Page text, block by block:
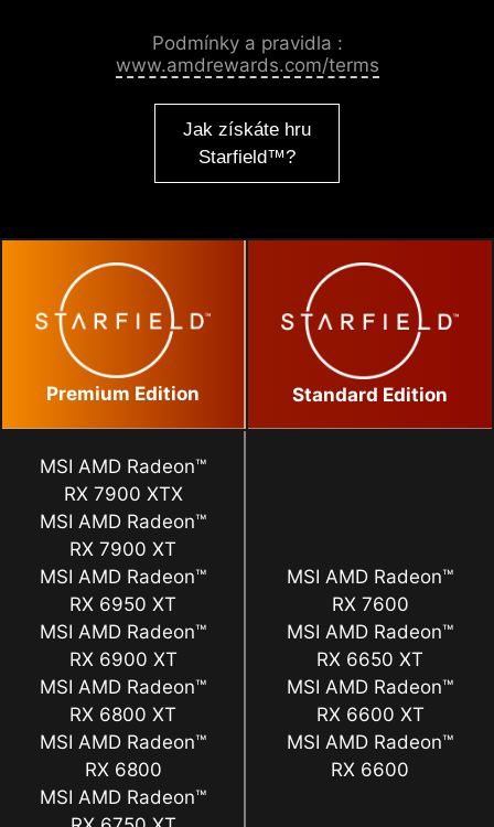
Podmínky a pravidla :
www.amdrewards.com/terms
Jak získáte hru
Starfield™?
Premium Edition Standard Edition
MSI AMD Radeon™
RX 7900 XTX
MSI AMD Radeon™
RX 7900 XT
MSI AMD Radeon™
RX 6950 XT
MSI AMD Radeon™
RX 6900 XT
MSI AMD Radeon™
RX 6800 XT
MSI AMD Radeon™
RX 6800
MSI AMD Radeon™
MSI AMD Radeon™
RX 7600
MSI AMD Radeon™
RX 6650 XT
MSI AMD Radeon™
RX 6600 XT
MSI AMD Radeon™
RX 6600